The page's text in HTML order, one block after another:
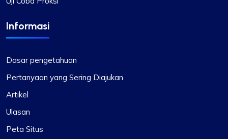
Informasi
Dasar pengetahuan
Pertanyaan yang Sering Diajukan
Artikel
Ulasan
Peta Situs